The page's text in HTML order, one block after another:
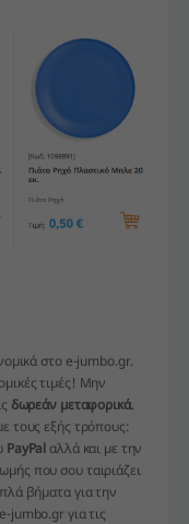
στο e-jumbo.gr.
τιμές! Μην
δωρεάν μεταφορικά.
τους εξής τρόπους:
PayPal αλλά και με την
που σου ταιριάζει
βήματα για την
jumbo.gr για τις